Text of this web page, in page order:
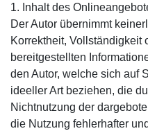
1. Inhalt des
Der Autor übernimmt
Korrektheit, Vollständigkeit
bereitgestellten
den Autor, welche sich auf
ideeller Art beziehen, die
Nichtnutzung der
die Nutzung fehlerhafter